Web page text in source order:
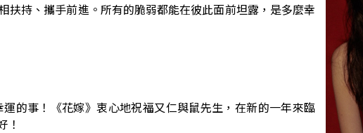
持、攜手前進。所有的脆弱都能在彼此面前坦露，是多麼幸
的事！《花嫁》衷心地祝福又仁與鼠先生，在新的一年來臨
！